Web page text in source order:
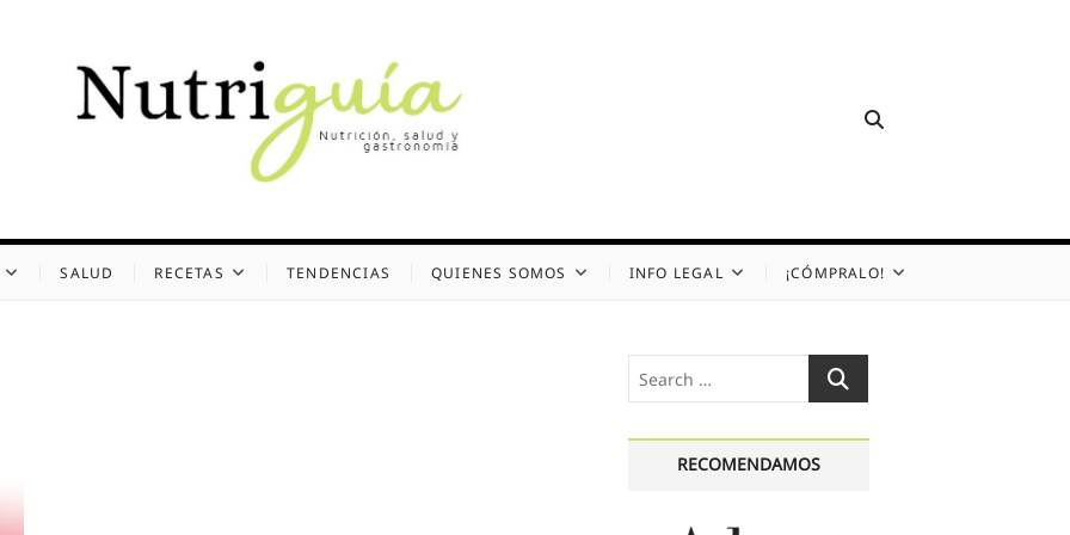
SALUD RECETAS TENDENCIAS QUIENES SOMOS INFO LEGAL ¡CÓMPRALO!
Search
…
RECOMENDAMOS